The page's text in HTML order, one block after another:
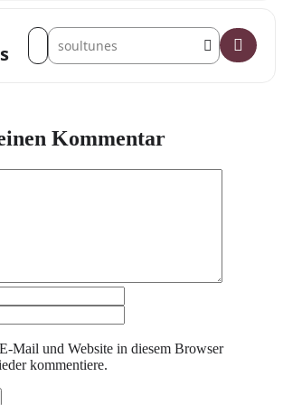
Address - Schwarzes Gold #77 SINGLE
Destination Address - Schwarzes Gold
Kommentar
Mail und Website in diesem Browser
kommentiere.